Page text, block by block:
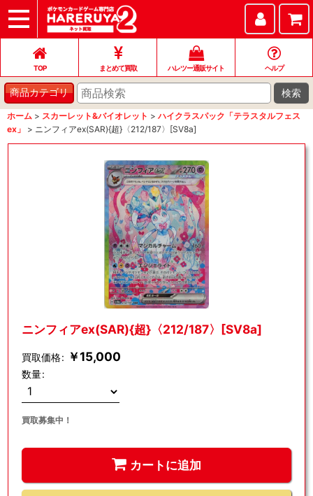
TOP
まとめて買取
ハレツー通販サイト
ヘルプ
お問い合わせ
TOP まとめて買取 ハレツー通販サイト ヘルプ
商品カテゴリ 検索
ホーム > スカーレット&バイオレット > ハイクラスパック「テラスタルフェス
ex」
> ニンフィアex(SAR){超}〈212/187〉[SV8a]
ニンフィアex(SAR){超}〈212/187〉[SV8a]
買取価格: ￥15,000
数量:
買取募集中！
カートに追加